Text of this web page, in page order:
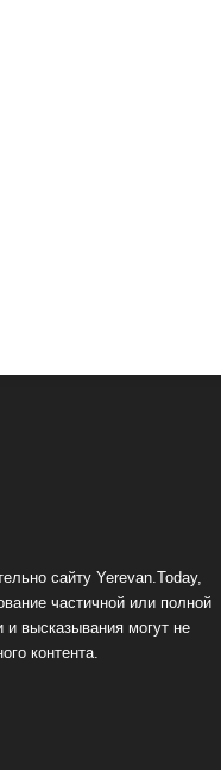
сайту Yerevan.Today,
частичной или полной
высказывания могут не
контента.